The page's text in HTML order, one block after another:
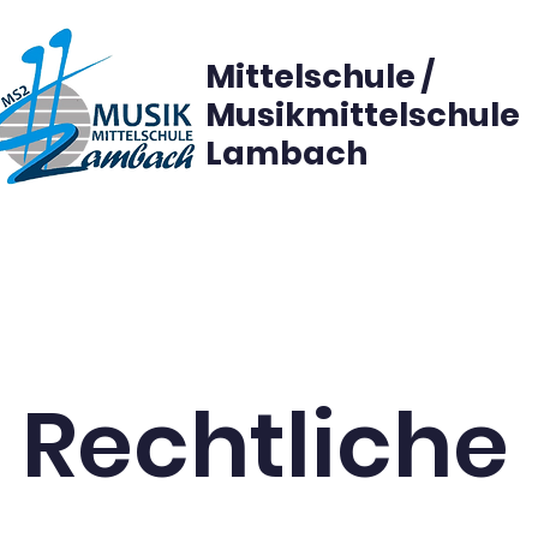
Mittelschule /
Musikmittelschule
Lambach
Rechtliche